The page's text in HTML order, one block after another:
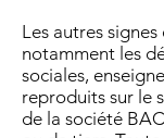
Les autres
notamment les
sociales,
reproduits sur le
de la société